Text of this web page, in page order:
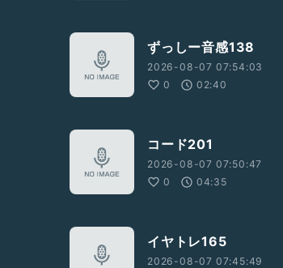
ずっしー音感138
2026-08-07 07:54:03
0
02:40
コード201
2026-08-07 07:50:47
0
04:35
イヤトレ165
2026-08-07 07:45:49